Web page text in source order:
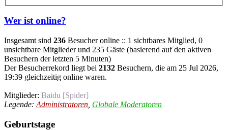
Wer ist online?
Insgesamt sind 236 Besucher online :: 1 sichtbares Mitglied, 0
unsichtbare Mitglieder und 235 Gäste (basierend auf den aktiven
Besuchern der letzten 5 Minuten)
Der Besucherrekord liegt bei 2132 Besuchern, die am 25 Jul 2026,
19:39 gleichzeitig online waren.
Mitglieder: Baidu [Spider]
Legende: Administratoren Globale Moderatoren
Geburtstage